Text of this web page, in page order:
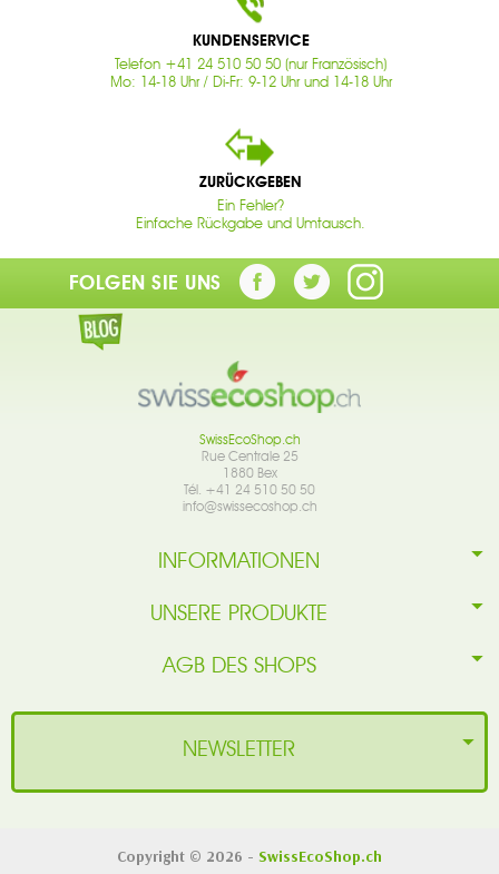
KUNDENSERVICE
Telefon +41 24 510 50 50 (nur Französisch)
Mo: 14-18 Uhr / Di-Fr: 9-12 Uhr und 14-18 Uhr
ZURÜCKGEBEN
Ein Fehler?
Einfache Rückgabe und Umtausch.
FOLGEN SIE UNS
SwissEcoShop.ch
Rue Centrale 25
1880 Bex
Tél. +41 24 510 50 50
info@swissecoshop.ch
INFORMATIONEN
UNSERE PRODUKTE
AGB DES SHOPS
NEWSLETTER
Copyright © 2026 - SwissEcoShop.ch